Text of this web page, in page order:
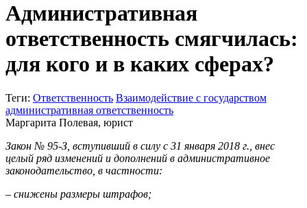
Административная
ответственность смягчилась:
для кого и в каких сферах?
Теги: Ответственность Взаимодействие с государством
административная ответственность
Маргарита Полевая, юрист
Закон № 95-З, вступивший в силу с 31 января 2018 г., внес
целый ряд изменений и дополнений в административное
законодательство, в частности:
– снижены размеры штрафов;